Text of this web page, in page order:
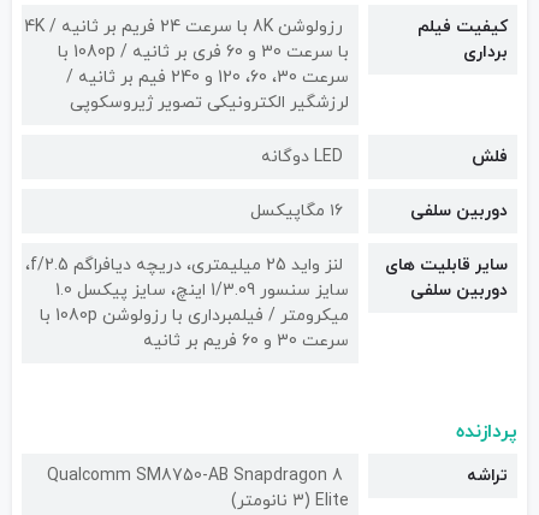
کیفیت فیلم
برداری
رزولوشن 8K با سرعت 24 فریم بر ثانیه / 4K
با سرعت 30 و 60 فری بر ثانیه / 1080p با
سرعت 30، 60، 120 و 240 فیم بر ثانیه /
لرزشگیر الکترونیکی تصویر ژیروسکوپی
فلش LED دوگانه
دوربین سلفی ۱۶ مگاپیکسل
سایر قابلیت های
دوربین سلفی
لنز واید 25 میلیمتری، دریچه دیافراگم f/2.5،
سایز سنسور 1/3.09 اینچ، سایز پیکسل 1.0
میکرومتر / فیلمبرداری با رزولوشن 1080p با
سرعت 30 و 60 فریم بر ثانیه
پردازنده
تراشه
Qualcomm SM8750-AB Snapdragon 8
Elite (3 نانومتر)